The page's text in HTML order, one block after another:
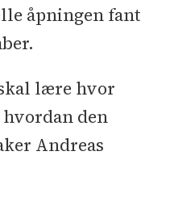
åpningen fant
lære hvor
den
Andreas